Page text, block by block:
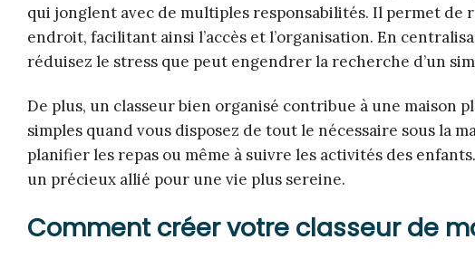
qui jonglent avec de multiples responsabilités. Il permet
endroit, facilitant ainsi l’accès et l’organisation. En
réduisez le stress que peut engendrer la recherche d’un
De plus, un classeur bien organisé contribue à une maison
simples quand vous disposez de tout le nécessaire sous la
planifier les repas ou même à suivre les activités des
un précieux allié pour une vie plus sereine.
Comment créer votre classeur de